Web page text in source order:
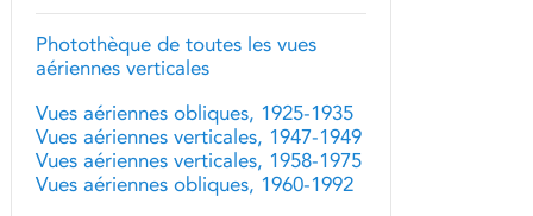
Photothèque de toutes les vues
aériennes verticales
Vues aériennes obliques, 1925-1935
Vues aériennes verticales, 1947-1949
Vues aériennes verticales, 1958-1975
Vues aériennes obliques, 1960-1992